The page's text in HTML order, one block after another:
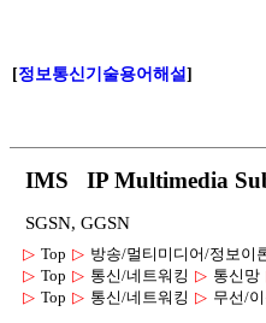
[정보통신기술용어해설]
IMS IP Multimedia
SGSN, GGSN
▷ Top ▷ 방송/멀티미디어/정보이
▷ Top ▷ 통신/네트워킹 ▷ 통신망
▷ Top ▷ 통신/네트워킹 ▷ 무선/